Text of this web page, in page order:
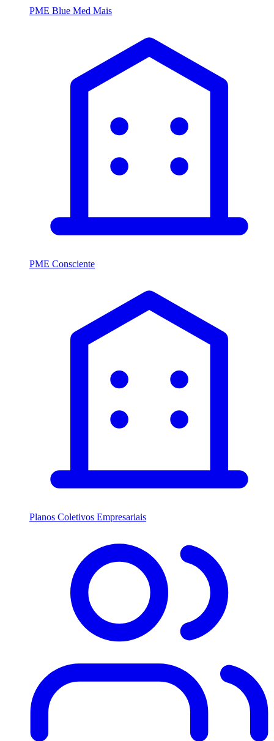
PME Blue Med Mais
PME Consciente
Planos Coletivos Empresariais